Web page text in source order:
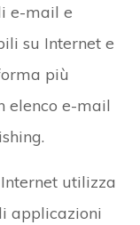
e-mail e
su Internet e
più
elenco e-mail
utilizza
applicazioni